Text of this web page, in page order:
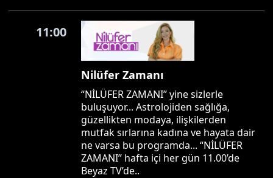
11:00
Nilüfer Zamanı
“NİLÜFER ZAMANI” yine sizlerle
buluşuyor... Astrolojiden sağlığa,
güzellikten modaya, ilişkilerden
mutfak sırlarına kadına ve hayata dair
ne varsa bu programda... “NİLÜFER
ZAMANI” hafta içi her gün 11.00’de
Beyaz TV’de..